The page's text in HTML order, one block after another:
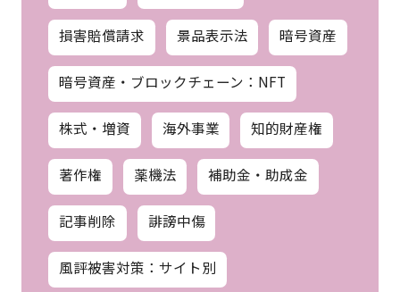
損害賠償請求 景品表示法 暗号資産
暗号資産・ブロックチェーン：NFT
株式・増資 海外事業 知的財産権
著作権 薬機法 補助金・助成金
記事削除 誹謗中傷
風評被害対策：サイト別